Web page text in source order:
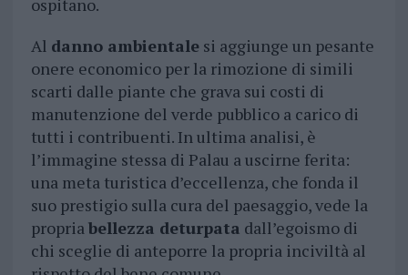
ospitano.
Al danno ambientalesi aggiunge un pesante
onere economico per la rimozione di simili
scarti dalle piante che grava sui costi di
manutenzione del verde pubblico a carico di
tutti i contribuenti. In ultima analisi, è
l’immagine stessa di Palau a uscirne ferita:
una meta turistica d’eccellenza, che fonda il
suo prestigio sulla cura del paesaggio, vede la
propriabellezza deturpata dall’egoismo di
chi sceglie di anteporre la propria inciviltà al